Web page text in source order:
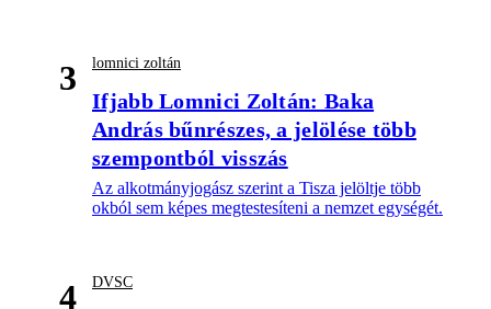
3 lomnici zoltán
Ifjabb Lomnici Zoltán: Baka
András bűnrészes, a jelölése több
szempontból visszás
Az alkotmányjogász szerint a Tisza jelöltje több
okból sem képes megtestesíteni a nemzet egységét.
4 DVSC